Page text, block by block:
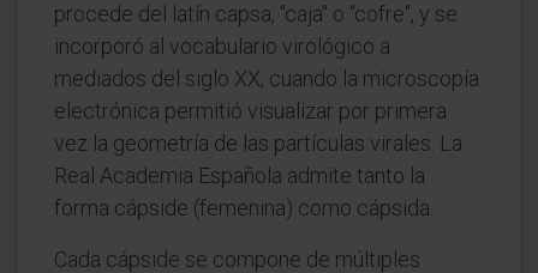
procede del latín capsa, "caja" o "cofre", y se
incorporó al vocabulario virológico a
mediados del siglo XX, cuando la microscopía
electrónica permitió visualizar por primera
vez la geometría de las partículas virales. La
Real Academia Española admite tanto la
forma cápside (femenina) como cápsida.
Cada cápside se compone de múltiples